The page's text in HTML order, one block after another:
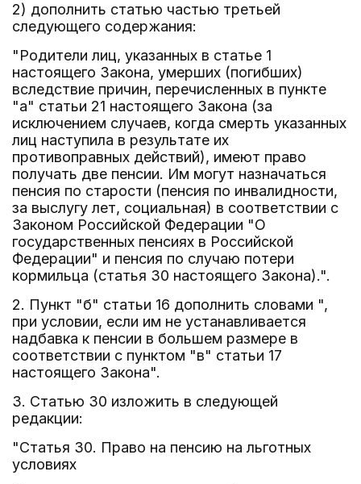
2) дополнить статью частью третьей
следующего содержания:
"Родители лиц, указанных в статье 1
настоящего Закона, умерших (погибших)
вследствие причин, перечисленных в пункте
"а" статьи 21 настоящего Закона (за
исключением случаев, когда смерть указанных
лиц наступила в результате их
противоправных действий), имеют право
получать две пенсии. Им могут назначаться
пенсия по старости (пенсия по инвалидности,
за выслугу лет, социальная) в соответствии с
Законом Российской Федерации "О
государственных пенсиях в Российской
Федерации" и пенсия по случаю потери
кормильца (статья 30 настоящего Закона).".
2. Пункт "б" статьи 16 дополнить словами ",
при условии, если им не устанавливается
надбавка к пенсии в большем размере в
соответствии с пунктом "в" статьи 17
настоящего Закона".
3. Статью 30 изложить в следующей
редакции:
"Статья 30. Право на пенсию на льготных
условиях